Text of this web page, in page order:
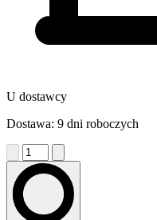
U dostawcy
Dostawa: 9 dni roboczych